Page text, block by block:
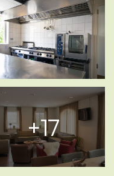
17